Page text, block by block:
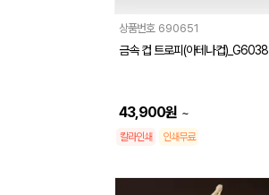
상품번호 690651
금속 컵 트로피(아테나컵)_G6038
43,900원 ~
칼라인쇄 인쇄무료